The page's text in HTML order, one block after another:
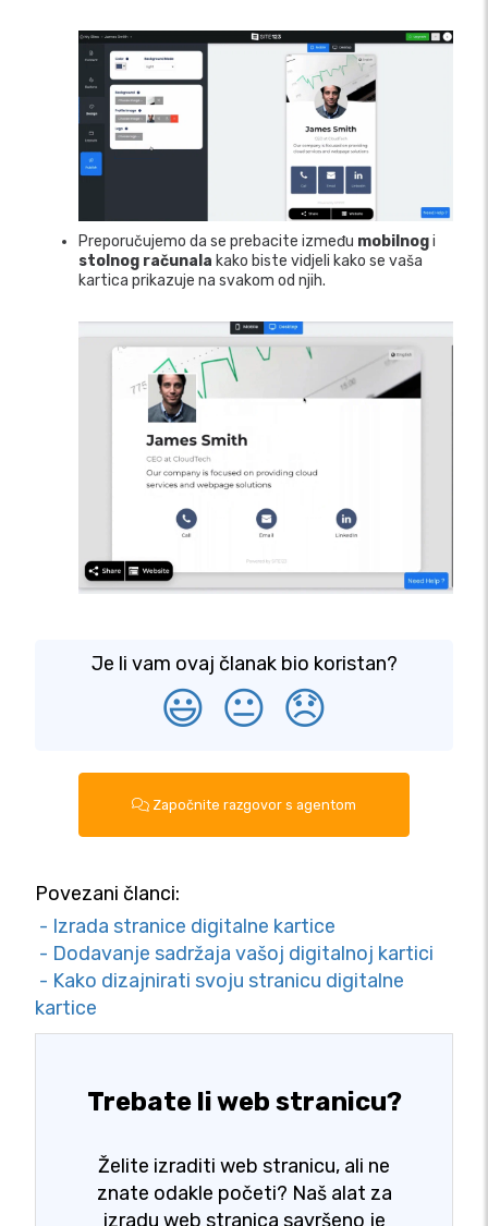
Preporučujemo da se prebacite između mobilnogi
stolnog računala kako biste vidjeli kako se vaša
kartica prikazuje na svakom od njih.
Je li vam ovaj članak bio koristan?
😃 😐 😞
Započnite razgovor s agentom
Povezani članci:
- Izrada stranice digitalne kartice
- Dodavanje sadržaja vašoj digitalnoj kartici
- Kako dizajnirati svoju stranicu digitalne
kartice
Trebate li web stranicu?
Želite izraditi web stranicu, ali ne
znate odakle početi? Naš alat za
izradu web stranica savršeno je